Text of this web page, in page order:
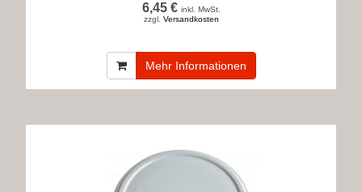
6,45 € inkl. MwSt.
zzgl. Versandkosten
Mehr Informationen